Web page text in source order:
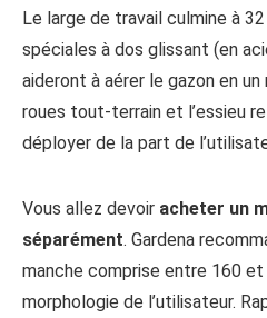
Le large de travail culmine à
spéciales à dos glissant (en
aideront à aérer le gazon en
roues tout-terrain et l’essieu
déployer de la part de
Vous allez devoir acheter un
séparément. Gardena
manche comprise entre 160
morphologie de l’utilisateur.